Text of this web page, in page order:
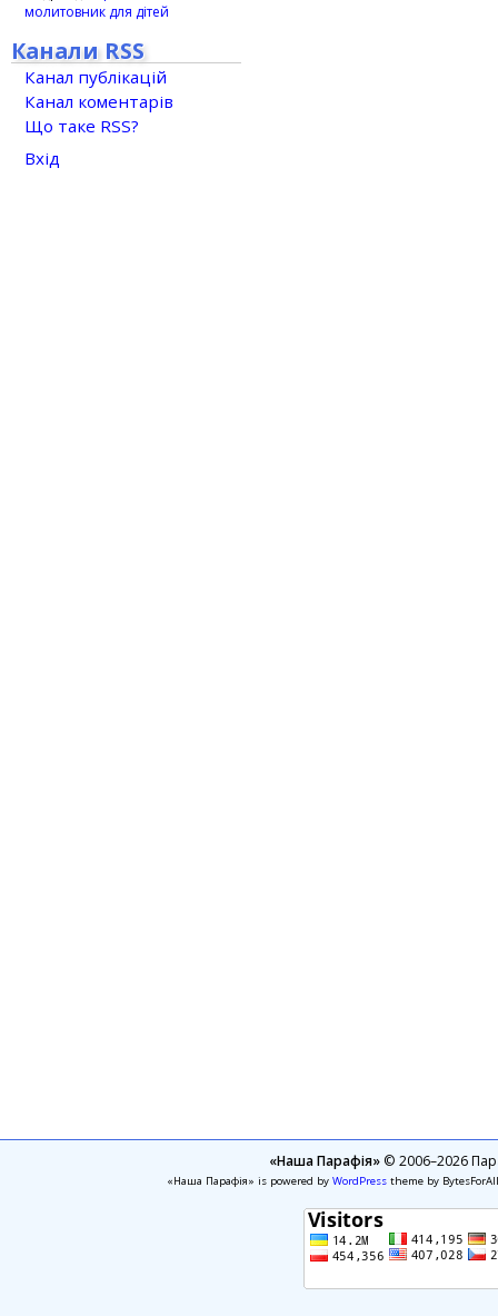
молитовник для дітей
Канали RSS
Канал публікацій
Канал коментарів
Що таке RSS?
Вхід
«Наша Парафія»© 2006–2026
«Наша Парафія» is powered by WordPresstheme by